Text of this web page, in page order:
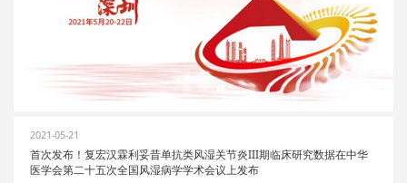
2021-05-21
首次发布！复宏汉霖利妥昔单抗类风湿关节炎III期临床研究数据在中华
医学会第二十五次全国风湿病学学术会议上发布